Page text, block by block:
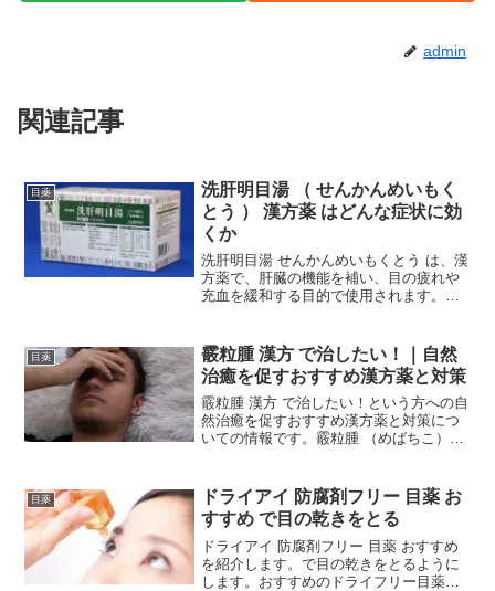
admin
関連記事
目薬
洗肝明目湯 （ せんかんめいもく
とう ） 漢方薬 はどんな症状に効
くか
洗肝明目湯 せんかんめいもくとう は、漢
方薬で、肝臓の機能を補い、目の疲れや
充血を緩和する目的で使用されます。肝
体的には、目の充血、目のかすみ、視力
の低下、目の疲れや眼...
目薬
霰粒腫 漢方 で治したい！｜自然
治癒を促すおすすめ漢方薬と対策
霰粒腫 漢方 で治したい！という方への自
然治癒を促すおすすめ漢方薬と対策につ
いての情報です。霰粒腫 （めばちこ）
ます。比較的よく見られる症状で、通常
は自然に治ることが...
目薬
ドライアイ 防腐剤フリー 目薬 お
すすめ で目の乾きをとる
ドライアイ 防腐剤フリー 目薬 おすすめ
を紹介します。で目の乾きをとるように
します。おすすめのドライフリー目薬を